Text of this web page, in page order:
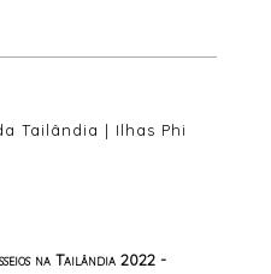
Tailândia | Ilhas Phi
na Tailândia 2022 -